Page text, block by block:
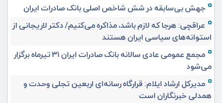
جهش بی‌سابقه در شش شاخص اصلی بانک صادرات ایران
عراقچی: هرجا که لازم باشد، مذاکره می‌کنیم/ دکتر لاریجانی از
استوانه‌های سیاسی ایران هستند
مجمع عمومی عادی سالانه بانک صادرات ایران ۳۱ تیرماه برگزار
می‌شود
مدیرکل ارشاد ایلام: قرارگاه رسانه‌ای اربعین تجلی وحدت و
همدلی خبرنگاران است